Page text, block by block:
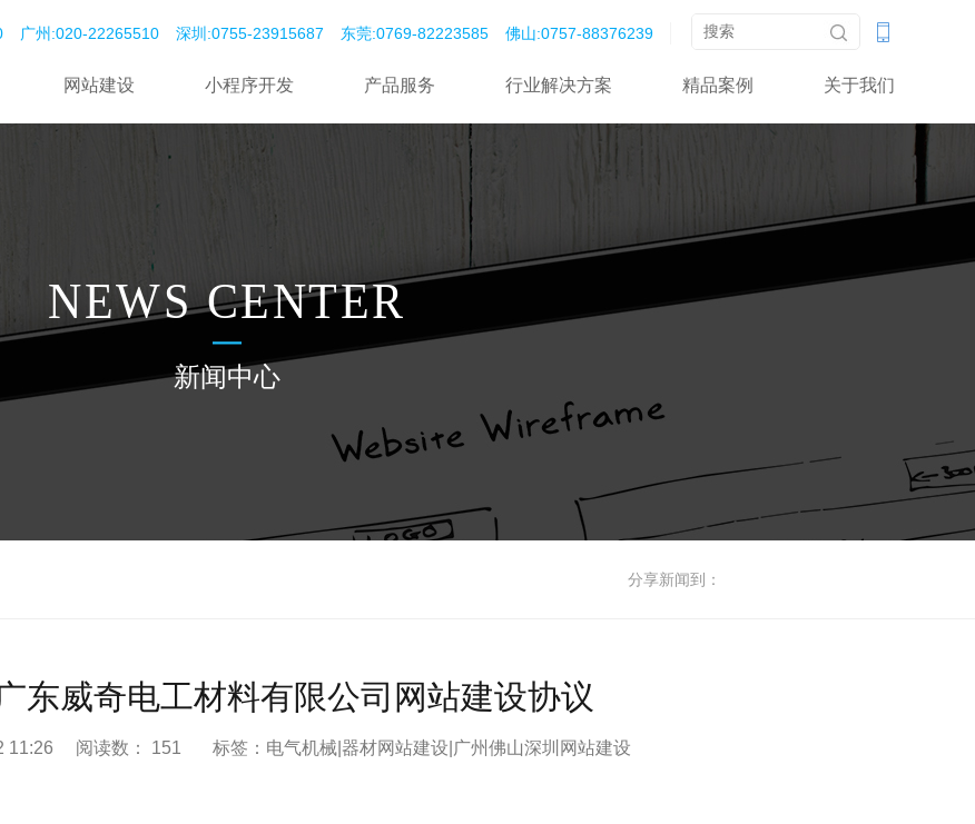
广州:020-22265510 深圳:0755-23915687 东莞:‭0769-82223585‬‬‬ 佛山:0757-88376239‬‬‬
网站建设 小程序开发 产品服务 行业解决方案 精品案例 关于我们
NEWS CENTER
新闻中心
分享新闻到：
东威奇电工材料有限公司网站建设协议
11:26 阅读数： 151 标签：电气机械|器材网站建设|广州佛山深圳网站建设